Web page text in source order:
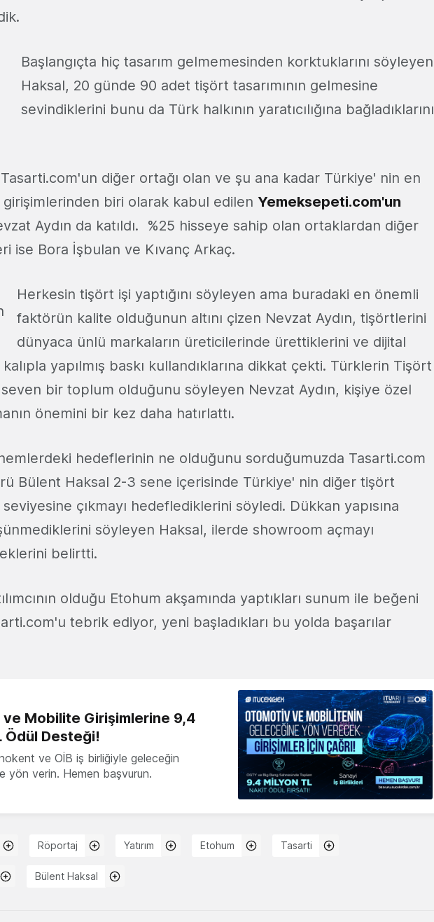
Başlangıçta hiç tasarım gelmemesinden korktuklarını söyleyen
Haksal, 20 günde 90 adet tişört tasarımının gelmesine
sevindiklerini bunu da Türk halkının yaratıcılığına bağladıklarını
diğer ortağı olan ve şu ana kadar Türkiye' nin en
girişimlerinden biri olarak kabul edilen Yemeksepeti.com'un
Aydın da katıldı. %25 hisseye sahip olan ortaklardan diğer
ise Bora İşbulan ve Kıvanç Arkaç.
Herkesin tişört işi yaptığını söyleyen ama buradaki en önemli
faktörün kalite olduğunun altını çizen Nevzat Aydın, tişörtlerini
dünyaca ünlü markaların üreticilerinde ürettiklerini ve dijital
yapılmış baskı kullandıklarına dikkat çekti. Türklerin Tişört
bir toplum olduğunu söyleyen Nevzat Aydın, kişiye özel
önemini bir kez daha hatırlattı.
hedeflerinin ne olduğunu sorduğumuzda Tasarti.com
Bülent Haksal 2-3 sene içerisinde Türkiye' nin diğer tişört
çıkmayı hedeflediklerini söyledi. Dükkan yapısına
söyleyen Haksal, ilerde showroom açmayı
belirtti.
olduğu Etohum akşamında yaptıkları sunum ile beğeni
tebrik ediyor, yeni başladıkları bu yolda başarılar
Mobilite Girişimlerine 9,4
Ödül Desteği!
ve OİB iş birliğiyle geleceğin
yön verin. Hemen başvurun.
Röportaj Yatırım Etohum Tasarti
Bülent Haksal